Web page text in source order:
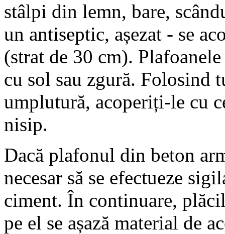
stâlpi din lemn, bare,
un antiseptic, așezat - se
(strat de 30 cm).
cu sol sau zgură. Folosind
umplutură, acoperiți-le cu
nisip.
Dacă plafonul din beton
necesar să se efectueze
ciment. În continuare,
pe el se așază material de